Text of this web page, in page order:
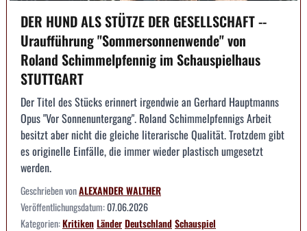
DER HUND ALS STÜTZE DER GESELLSCHAFT --
Uraufführung "Sommersonnenwende" von
Roland Schimmelpfennig im Schauspielhaus
STUTTGART
Der Titel des Stücks erinnert irgendwie an Gerhard Hauptmanns
Opus "Vor Sonnenuntergang". Roland Schimmelpfennigs Arbeit
besitzt aber nicht die gleiche literarische Qualität. Trotzdem gibt
es originelle Einfälle, die immer wieder plastisch umgesetzt
werden.
Geschrieben vonALEXANDER WALTHER
Veröffentlichungsdatum:07.06.2026
Kategorien:KritikenLänderDeutschlandSchauspiel